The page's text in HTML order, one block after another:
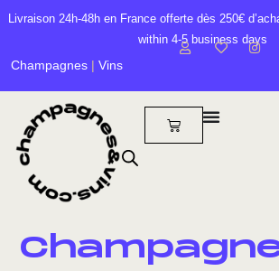
Livraison 24h-48h en France offerte dès 250€
within 4-5 business days
Champagnes | Vins